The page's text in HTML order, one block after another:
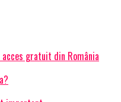
acces gratuit din România